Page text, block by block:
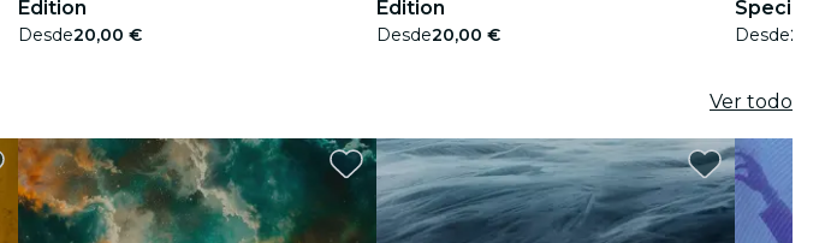
Edition
Desde20,00 €
Edition
Desde20,00 €
Special
Desde
Ver todo